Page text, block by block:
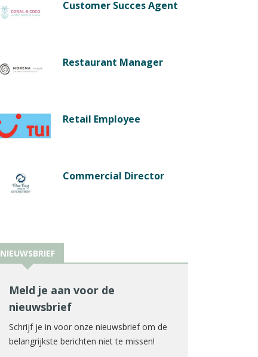
Customer Succes Agent
Restaurant Manager
Retail Employee
Commercial Director
NIEUWSBRIEF
Meld je aan voor de
nieuwsbrief
Schrijf je in voor onze nieuwsbrief om de
belangrijkste berichten niet te missen!